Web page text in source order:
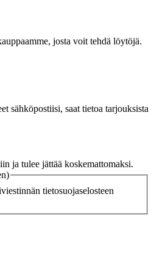
josta voit tehdä löytöjä.
sähköpostiisi, saat tietoa tarjouksista
ja tulee jättää koskemattomaksi.
tietosuojaselosteen